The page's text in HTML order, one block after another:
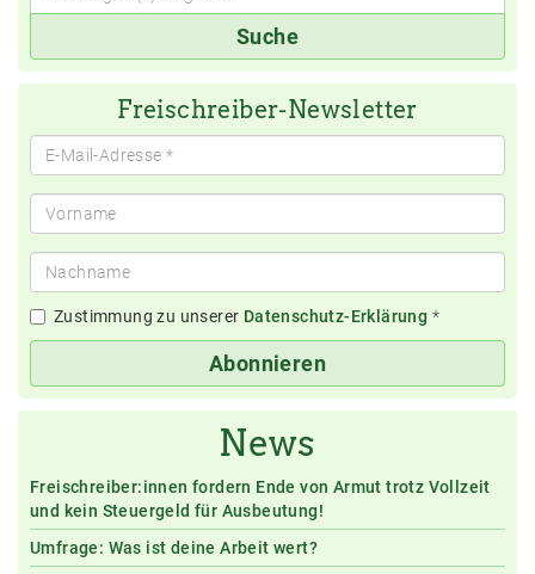
Suche
Freischreiber-Newsletter
Zustimmung zu unserer Datenschutz-Erklärung *
Abonnieren
News
Freischreiber:innen fordern Ende von Armut trotz Vollzeit
und kein Steuergeld für Ausbeutung!
Umfrage: Was ist deine Arbeit wert?